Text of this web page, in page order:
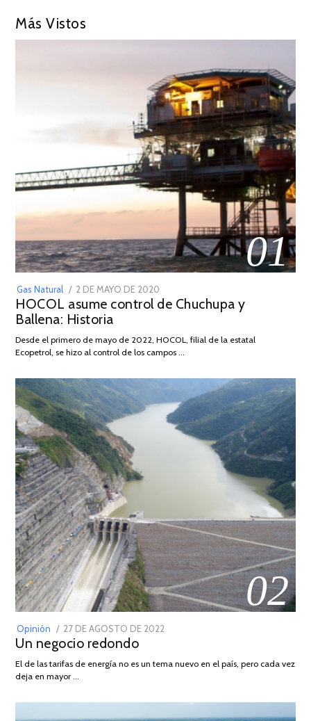
Más Vistos
01
Gas Natural
POSTED
ON
2 DE MAYO DE 2020
DE
2026
HOCOL asume control de Chuchupa y
Ballena: Historia
Desde el primero de mayo de 2022, HOCOL, filial de la estatal
Ecopetrol, se hizo al control de los campos …
02
Opinión
POSTED
ON
27 DE AGOSTO DE 2022
DE
Un negocio redondo
El de las tarifas de energía no es un tema nuevo en el país, pero cada vez
deja en mayor …